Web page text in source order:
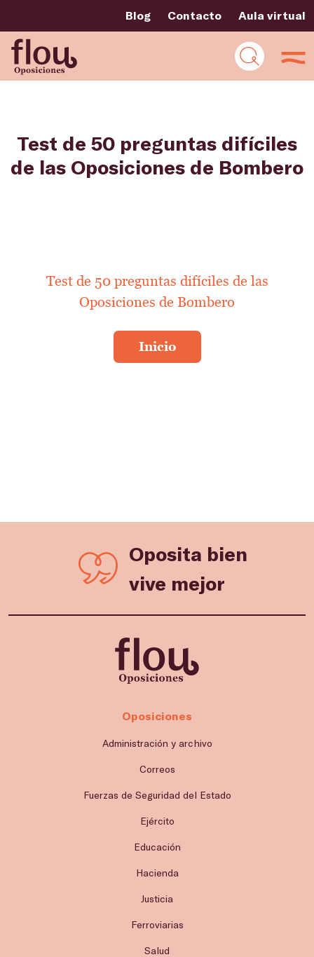
Blog Contacto Aula virtual
Test de 50 preguntas difíciles
de las Oposiciones de Bombero
Test de 50 preguntas difíciles de las
Oposiciones de Bombero
Oposita bien
vive mejor
Oposiciones
Administración y archivo
Correos
Fuerzas de Seguridad del Estado
Ejército
Educación
Hacienda
Justicia
Ferroviarias
Salud